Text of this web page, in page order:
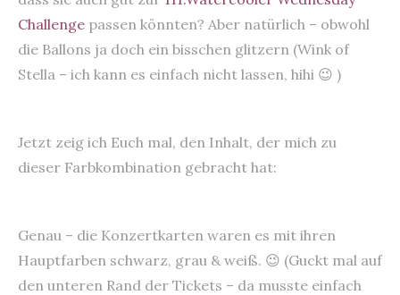
Challenge passen könnten? Aber natürlich – obwohl
die Ballons ja doch ein bisschen glitzern (Wink of
Stella – ich kann es einfach nicht lassen, hihi 😉 )
Jetzt zeig ich Euch mal, den Inhalt, der mich zu
dieser Farbkombination gebracht hat:
Genau – die Konzertkarten waren es mit ihren
Hauptfarben schwarz, grau & weiß. 😉 (Guckt mal auf
den unteren Rand der Tickets – da musste einfach